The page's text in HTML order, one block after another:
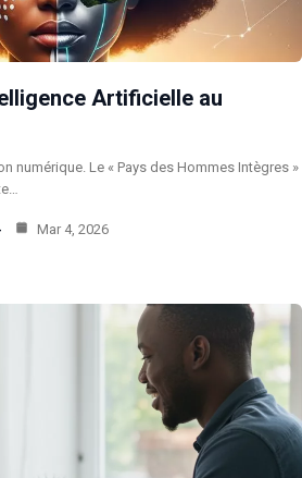
Artificielle au
numérique. Le « Pays des Hommes Intègres »
Mar 4, 2026